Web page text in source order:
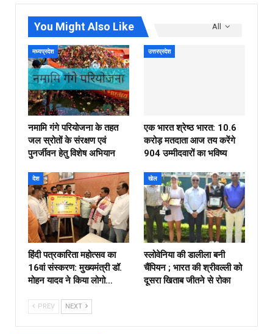
All
You Might Also Like
मध्यप्रदेश
नमामि गंगे परियोजना के तहत
जल स्रोतों के संरक्षण एवं
पुनर्जीवन हेतु विशेष अभियान
उत्तरप्रदेश
एक भारत श्रेष्ठ भारत: 10.6
करोड़ मतदाता आज तय करेंगे
904 उम्मीदवारों का भविष्य
देश
हिंदी पत्रकारिता महोत्सव का
16वां संस्करण: मुख्यमंत्री डॉ.
मोहन यादव ने किया लोगो…
खेल
स्लोवेनिया की डालीला बनी
चैंपियन ; भारत की श्रीवल्ली को
दूसरा खिताब जीतने से रोका
PREV NEXT